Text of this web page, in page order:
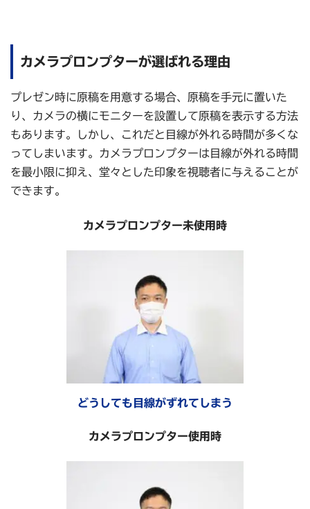
カメラプロンプターが選ばれる理由
プレゼン時に原稿を用意する場合、原稿を手元に置いた
り、カメラの横にモニターを設置して原稿を表示する方法
もあります。しかし、これだと目線が外れる時間が多くな
ってしまいます。カメラプロンプターは目線が外れる時間
を最小限に抑え、堂々とした印象を視聴者に与えることが
できます。
カメラプロンプター未使用時
どうしても目線がずれてしまう
カメラプロンプター使用時